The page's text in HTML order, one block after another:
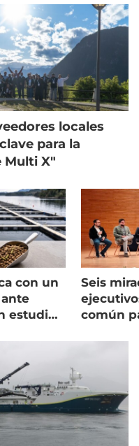
locales
para la
Multi X"
con un
ante
estudio
Seis
común